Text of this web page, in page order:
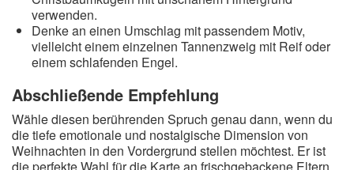
verwenden.
Denke an einen Umschlag mit passendem Motiv,
vielleicht einem einzelnen Tannenzweig mit Reif oder
einem schlafenden Engel.
Abschließende Empfehlung
Wähle diesen berührenden Spruch genau dann, wenn du
die tiefe emotionale und nostalgische Dimension von
Weihnachten in den Vordergrund stellen möchtest. Er ist